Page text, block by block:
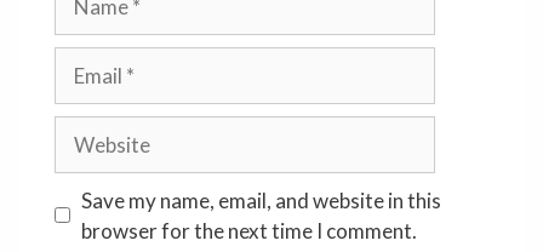
Save my name, email, and website in this
browser for the next time I comment.